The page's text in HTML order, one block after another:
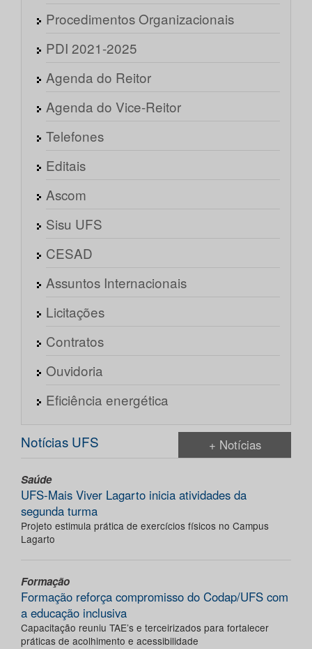
Procedimentos Organizacionais
PDI 2021-2025
Agenda do Reitor
Agenda do Vice-Reitor
Telefones
Editais
Ascom
Sisu UFS
CESAD
Assuntos Internacionais
Licitações
Contratos
Ouvidoria
Eficiência energética
Notícias UFS + Notícias
Saúde
UFS-Mais Viver Lagarto inicia atividades da
segunda turma
Projeto estimula prática de exercícios físicos no Campus
Lagarto
Formação
Formação reforça compromisso do Codap/UFS com
a educação inclusiva
Capacitação reuniu TAE’s e terceirizados para fortalecer
práticas de acolhimento e acessibilidade